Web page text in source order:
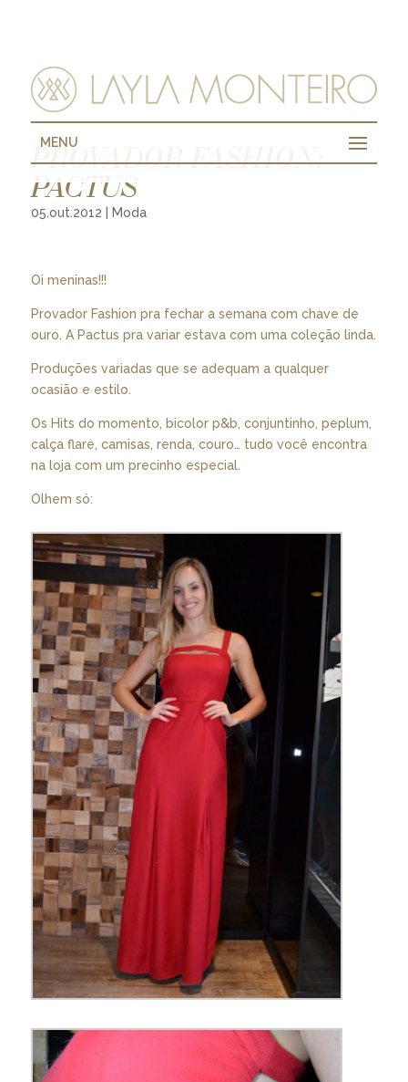
MENU
PROVADOR FASHION:
PACTUS
05.out.2012 Moda
Oi meninas!!!
Provador Fashion pra fechar a semana com chave de
ouro. A Pactus pra variar estava com uma coleção linda.
Produções variadas que se adequam a qualquer
ocasião e estilo.
Os Hits do momento, bicolor p&b, conjuntinho, peplum,
calça flare, camisas, renda, couro… tudo você encontra
na loja com um precinho especial.
Olhem só: